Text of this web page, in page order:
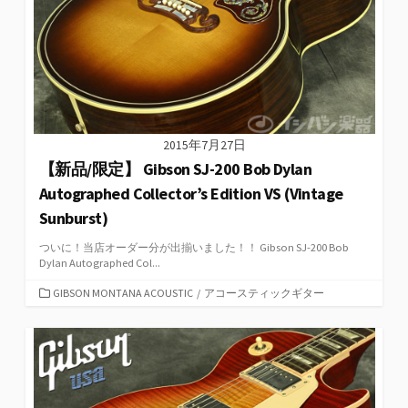
2015年7月27日
【新品/限定】 Gibson SJ-200 Bob Dylan
Autographed Collector’s Edition VS (Vintage
Sunburst)
ついに！当店オーダー分が出揃いました！！ Gibson SJ-200 Bob
Dylan Autographed Col...
カ
ゴ
リ
ー
GIBSON MONTANA ACOUSTIC / アコースティックギター